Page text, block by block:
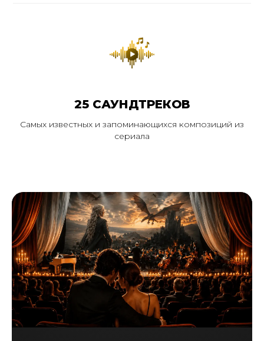
25 САУНДТРЕКОВ
Самых известных и запоминающихся композиций из
сериала